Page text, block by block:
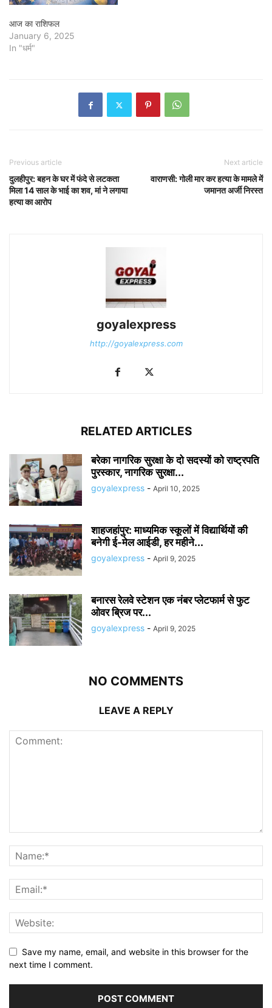
आज का राशिफल
January 6, 2025
In "धर्म"
Previous article
दुलहीपुर: बहन के घर में फंदे से लटकता
मिला 14 साल के भाई का शव, मां ने लगाया
हत्या का आरोप
Next article
वाराणसी: गोली मार कर हत्या के मामले में
जमानत अर्जी निरस्त
goyalexpress
http://goyalexpress.com
RELATED ARTICLES
बरेका नागरिक सुरक्षा के दो सदस्यों को राष्ट्रपति
पुरस्कार, नागरिक सुरक्षा...
goyalexpress - April 10, 2025
शाहजहांपुर: माध्यमिक स्कूलाें में विद्यार्थियों की
बनेगी ई-मेल आईडी, हर महीने...
goyalexpress - April 9, 2025
बनारस रेलवे स्टेशन एक नंबर प्लेटफार्म से फुट
ओवर ब्रिज पर...
goyalexpress - April 9, 2025
NO COMMENTS
LEAVE A REPLY
Save my name, email, and website in this browser for the
next time I comment.